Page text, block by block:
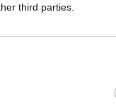
third parties.